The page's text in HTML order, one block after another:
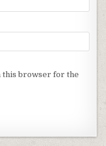
this browser for the